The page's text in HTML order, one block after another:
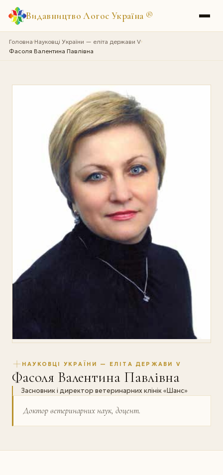
Видавництво Логос Україна ®
Головна›Науковці України — еліта держави V›
Фасоля Валентина Павлівна
НАУКОВЦІ УКРАЇНИ — ЕЛІТА ДЕРЖАВИ V
Фасоля Валентина Павлівна
Засновник і директор ветеринарних клінік «Шанс»
Доктор ветеринарних наук, доцент.